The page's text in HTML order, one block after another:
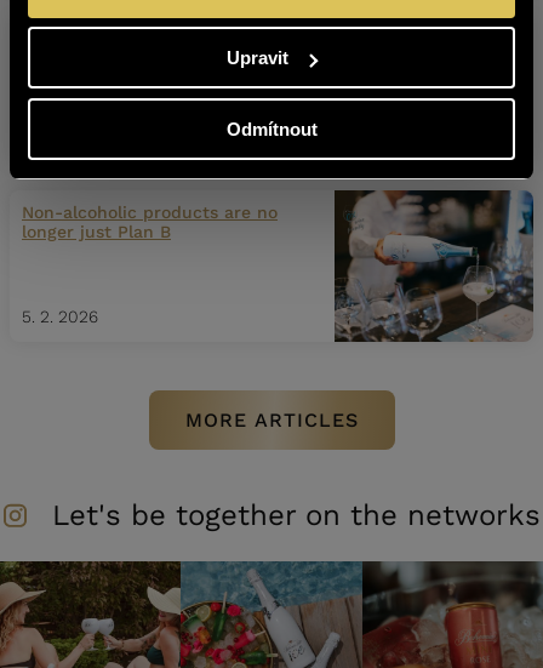
Upravit
Odmítnout
have a new product: Bohemia MINI
Non-alcoholic products are no
longer just Plan B
5. 2. 2026
MORE ARTICLES
Let's be together on the networks